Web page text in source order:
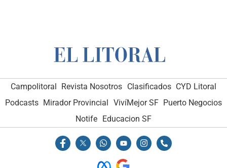
Campolitoral Revista Nosotros Clasificados CYD Litoral
Podcasts Mirador Provincial VivíMejor SF Puerto Negocios
Notife Educacion SF